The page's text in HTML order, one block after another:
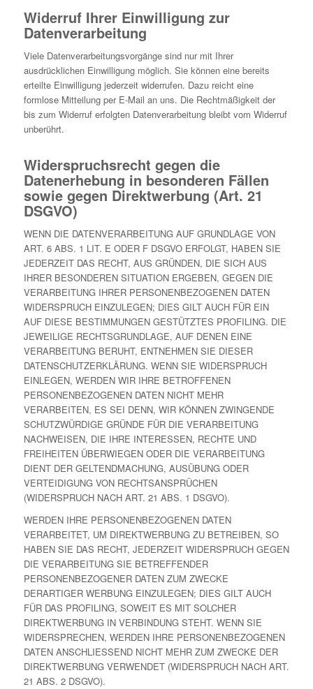
Widerruf Ihrer Einwilligung zur
Datenverarbeitung
Viele Datenverarbeitungsvorgänge sind nur mit Ihrer
ausdrücklichen Einwilligung möglich. Sie können eine bereits
erteilte Einwilligung jederzeit widerrufen. Dazu reicht eine
formlose Mitteilung per E-Mail an uns. Die Rechtmäßigkeit der
bis zum Widerruf erfolgten Datenverarbeitung bleibt vom Widerruf
unberührt.
Widerspruchsrecht gegen die
Datenerhebung in besonderen Fällen
sowie gegen Direktwerbung (Art. 21
DSGVO)
WENN DIE DATENVERARBEITUNG AUF GRUNDLAGE VON
ART. 6 ABS. 1 LIT. E ODER F DSGVO ERFOLGT, HABEN SIE
JEDERZEIT DAS RECHT, AUS GRÜNDEN, DIE SICH AUS
IHRER BESONDEREN SITUATION ERGEBEN, GEGEN DIE
VERARBEITUNG IHRER PERSONENBEZOGENEN DATEN
WIDERSPRUCH EINZULEGEN; DIES GILT AUCH FÜR EIN
AUF DIESE BESTIMMUNGEN GESTÜTZTES PROFILING. DIE
JEWEILIGE RECHTSGRUNDLAGE, AUF DENEN EINE
VERARBEITUNG BERUHT, ENTNEHMEN SIE DIESER
DATENSCHUTZERKLÄRUNG. WENN SIE WIDERSPRUCH
EINLEGEN, WERDEN WIR IHRE BETROFFENEN
PERSONENBEZOGENEN DATEN NICHT MEHR
VERARBEITEN, ES SEI DENN, WIR KÖNNEN ZWINGENDE
SCHUTZWÜRDIGE GRÜNDE FÜR DIE VERARBEITUNG
NACHWEISEN, DIE IHRE INTERESSEN, RECHTE UND
FREIHEITEN ÜBERWIEGEN ODER DIE VERARBEITUNG
DIENT DER GELTENDMACHUNG, AUSÜBUNG ODER
VERTEIDIGUNG VON RECHTSANSPRÜCHEN
(WIDERSPRUCH NACH ART. 21 ABS. 1 DSGVO).
WERDEN IHRE PERSONENBEZOGENEN DATEN
VERARBEITET, UM DIREKTWERBUNG ZU BETREIBEN, SO
HABEN SIE DAS RECHT, JEDERZEIT WIDERSPRUCH GEGEN
DIE VERARBEITUNG SIE BETREFFENDER
PERSONENBEZOGENER DATEN ZUM ZWECKE
DERARTIGER WERBUNG EINZULEGEN; DIES GILT AUCH
FÜR DAS PROFILING, SOWEIT ES MIT SOLCHER
DIREKTWERBUNG IN VERBINDUNG STEHT. WENN SIE
WIDERSPRECHEN, WERDEN IHRE PERSONENBEZOGENEN
DATEN ANSCHLIESSEND NICHT MEHR ZUM ZWECKE DER
DIREKTWERBUNG VERWENDET (WIDERSPRUCH NACH ART.
21 ABS. 2 DSGVO).